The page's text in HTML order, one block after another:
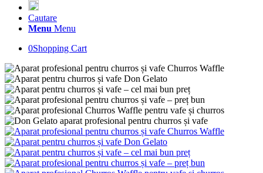
Cautare
Menu Menu
0Shopping Cart